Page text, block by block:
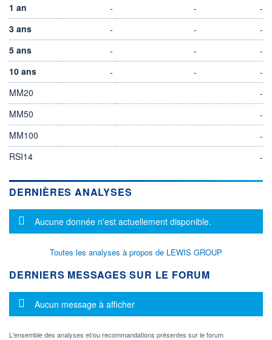
1 an
- -
-
3 ans
- -
-
5 ans
- -
-
10 ans
- -
-
MM20
-
MM50
-
MM100
-
RSI14
-
DERNIÈRES ANALYSES
Message d'information
Aucune donnée n'est actuellement disponible.
Toutes les analyses à propos de LEWIS GROUP
DERNIERS MESSAGES SUR LE FORUM
Message d'information
Aucun message à afficher
L'ensemble des analyses et/ou recommandations présentes sur le forum